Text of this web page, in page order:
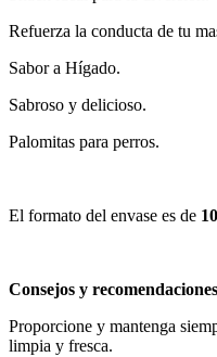
Refuerza la conducta de tu
Sabor a Hígado.
Sabroso y delicioso.
Palomitas para perros.
El formato del envase es de
Consejos y
Proporcione y mantenga
limpia y fresca.